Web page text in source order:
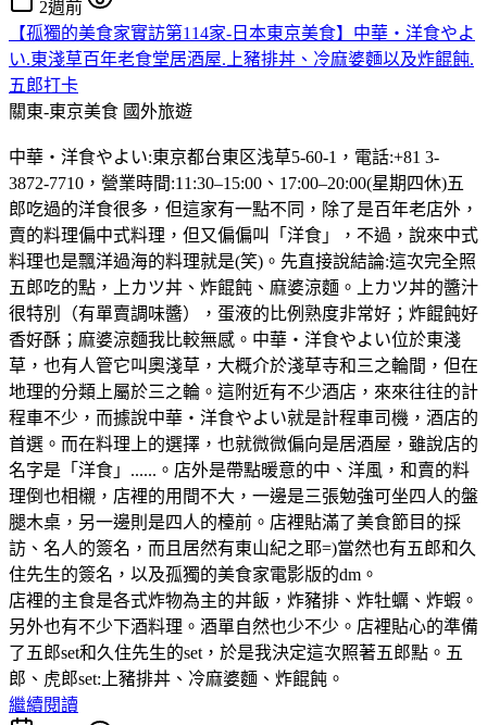
2週前
【孤獨的美食家實訪第114家-日本東京美食】中華・洋食やよ
い.東淺草百年老食堂居酒屋.上豬排丼、冷麻婆麵以及炸餛飩.
五郎打卡
關東-東京美食 國外旅遊
中華・洋食やよい:東京都台東区浅草5-60-1，電話:+81 3-
3872-7710，營業時間:11:30–15:00、17:00–20:00(星期四休)五
郎吃過的洋食很多，但這家有一點不同，除了是百年老店外，
賣的料理偏中式料理，但又偏偏叫「洋食」，不過，說來中式
料理也是飄洋過海的料理就是(笑)。先直接說結論:這次完全照
五郎吃的點，上カツ丼、炸餛飩、麻婆涼麵。上カツ丼的醬汁
很特別（有單賣調味醬），蛋液的比例熟度非常好；炸餛飩好
香好酥；麻婆涼麵我比較無感。中華・洋食やよい位於東淺
草，也有人管它叫奧淺草，大概介於淺草寺和三之輪間，但在
地理的分類上屬於三之輪。這附近有不少酒店，來來往往的計
程車不少，而據說中華・洋食やよい就是計程車司機，酒店的
首選。而在料理上的選擇，也就微微偏向是居酒屋，雖說店的
名字是「洋食」......。店外是帶點暖意的中、洋風，和賣的料
理倒也相櫬，店裡的用間不大，一邊是三張勉強可坐四人的盤
腿木桌，另一邊則是四人的檯前。店裡貼滿了美食節目的採
訪、名人的簽名，而且居然有東山紀之耶=)當然也有五郎和久
住先生的簽名，以及孤獨的美食家電影版的dm。
店裡的主食是各式炸物為主的丼飯，炸豬排、炸牡蠣、炸蝦。
另外也有不少下酒料理。酒單自然也少不少。店裡貼心的準備
了五郎set和久住先生的set，於是我決定這次照著五郎點。五
郎、虎郎set:上豬排丼、冷麻婆麵、炸餛飩。
繼續閱讀